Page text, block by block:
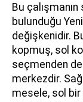
Bu
bulunduğu
değişkenidir.
kopmuş, sol
seçmenden de
merkezdir.
mesele, sol